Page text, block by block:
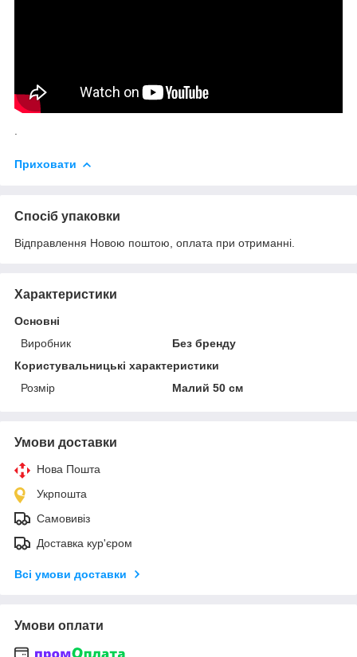
Приховати
Спосіб упаковки
Відправлення Новою поштою, оплата при отриманні.
Характеристики
Основні
Виробник
Без бренду
Користувальницькі характеристики
Розмір
Малий 50 см
Умови доставки
Нова Пошта
Укрпошта
Самовивіз
Доставка кур'єром
Всі умови доставки
Умови оплати